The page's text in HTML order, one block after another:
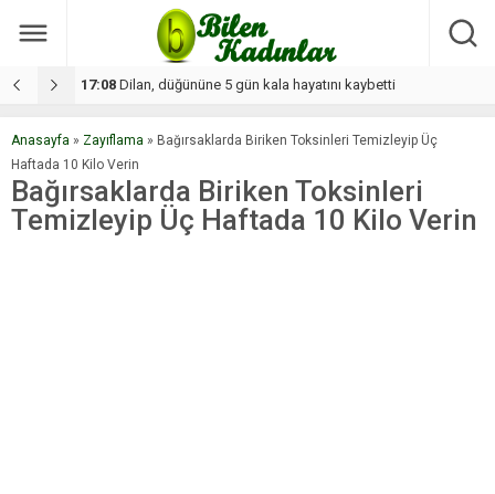
17:08 Dilan, düğününe 5 gün kala hayatını kaybetti
Anasayfa » Zayıflama » Bağırsaklarda Biriken Toksinleri Temizleyip Üç
Haftada 10 Kilo Verin
Bağırsaklarda Biriken Toksinleri
Temizleyip Üç Haftada 10 Kilo Verin